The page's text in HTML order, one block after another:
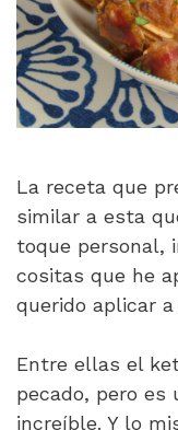
La receta que
similar a esta
toque personal,
cositas que he
querido aplicar
Entre ellas el
pecado, pero es
increíble. Y lo